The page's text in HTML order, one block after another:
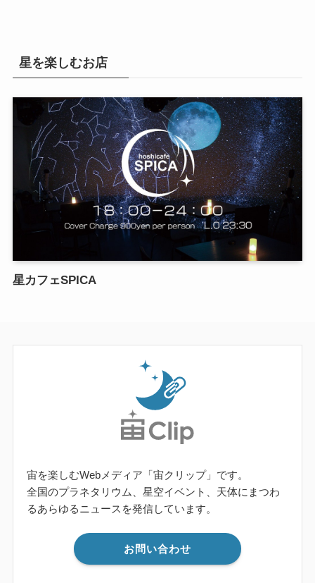
星を楽しむお店
星カフェSPICA
宙を楽しむWebメディア「宙クリップ」です。
全国のプラネタリウム、星空イベント、天体にまつわ
るあらゆるニュースを発信しています。
お問い合わせ